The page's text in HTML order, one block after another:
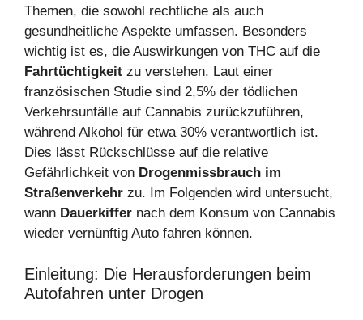
Themen, die sowohl rechtliche als auch
gesundheitliche Aspekte umfassen. Besonders
wichtig ist es, die Auswirkungen von THC auf die
Fahrtüchtigkeit zu verstehen. Laut einer
französischen Studie sind 2,5% der tödlichen
Verkehrsunfälle auf Cannabis zurückzuführen,
während Alkohol für etwa 30% verantwortlich ist.
Dies lässt Rückschlüsse auf die relative
Gefährlichkeit von Drogenmissbrauch im
Straßenverkehr zu. Im Folgenden wird untersucht,
wann Dauerkiffer nach dem Konsum von Cannabis
wieder vernünftig Auto fahren können.
Einleitung: Die Herausforderungen beim
Autofahren unter Drogen